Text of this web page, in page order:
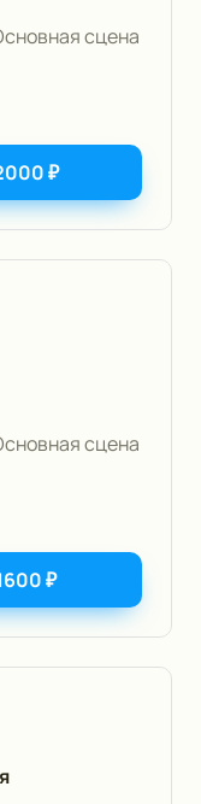
сцена
₽
сцена
₽